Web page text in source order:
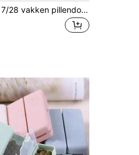
1/2 stuks 7/28 vakken pillendoos, 1/2 stuks kleurrijke 7/28 vakken pillenopbergdoos - draagbaar, grote capaciteit gezondheidsdoos, duurzaam plastic, gemakkelijk te gebruiken, met datum- en tijdlabels, perfect voor dagelijks medicijnbeheer, pillendoos. 28 vakken regenboog pillendoos, 7 dagen per week draagbare pillendispenser, plastic mini draagbare medicijnopbergdoos. Afneembare pillendoos